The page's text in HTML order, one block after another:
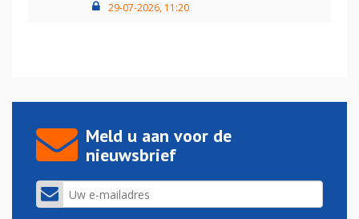
29-07-2026, 11:20
Meld u aan voor de
nieuwsbrief